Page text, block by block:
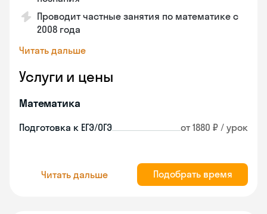
Проводит частные занятия по математике с
2008 года
Читать дальше
Услуги и цены
Математика
Подготовка к ЕГЭ/ОГЭ от 1880 ₽ / урок
Читать дальше Подобрать время